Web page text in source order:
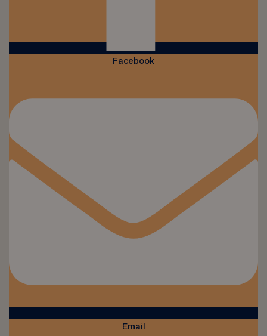
Facebook
Email